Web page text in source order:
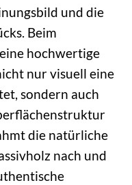
und die
Beim
hochwertige
nur visuell eine
sondern auch
die natürliche
nach und